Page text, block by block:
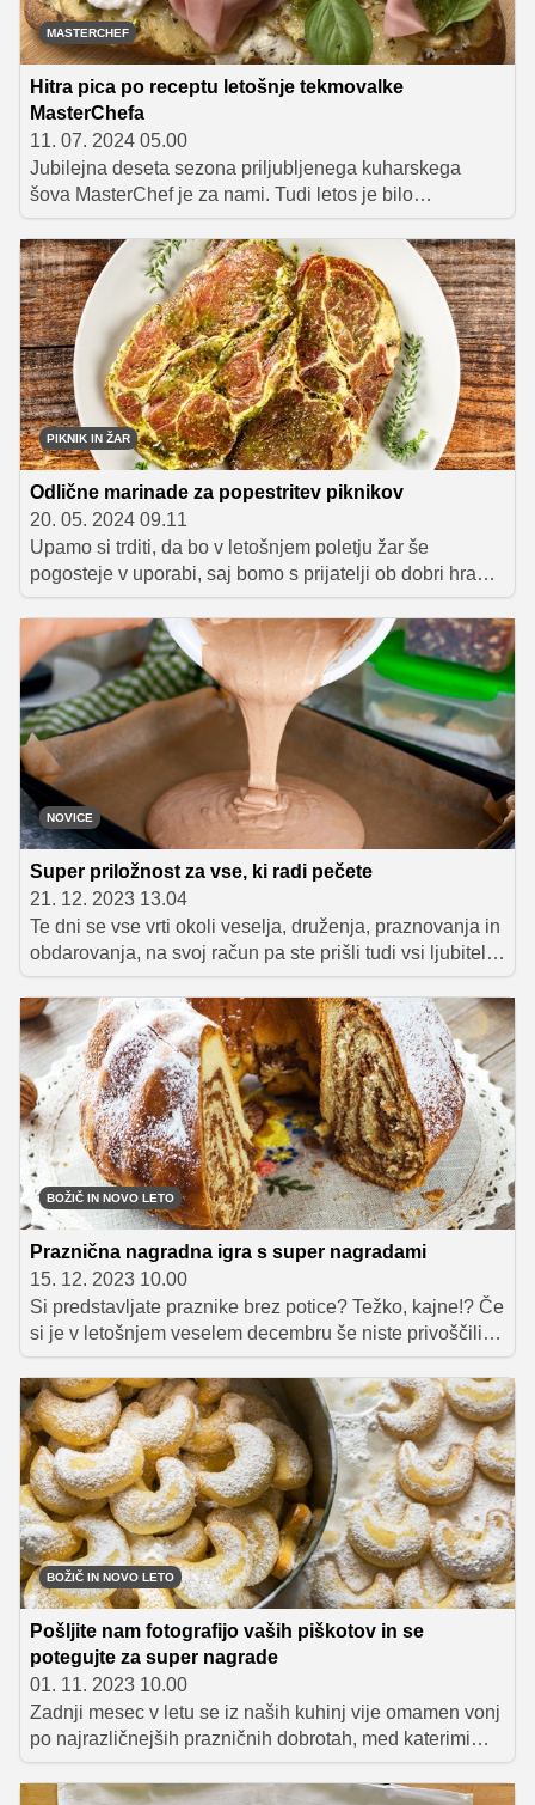
MASTERCHEF
Hitra pica po receptu letošnje tekmovalke
MasterChefa
11. 07. 2024 05.00
Jubilejna deseta sezona priljubljenega kuharskega
šova MasterChef je za nami. Tudi letos je bilo
tekmovanje polno zanimivih izzivov, sodniki in njihovi
posebni gostje pa so nam ponudili kar nekaj izjemno
uporabnih kuharskih nasvetov, ki bodo prišli prav v vsaki
kuhinji. Svoje kulinarične mojstrovine doma lahko še
dodatno oplemenitite tako, da pravilno odgovorite na
vprašanje ob koncu tega prispevka in z malo sreče
osvojite praktičen paket začimb, ki vam bo služil kot
ščepec navdiha za kuhanje v slogu pravega
MasterChefa.
PIKNIK IN ŽAR
Odlične marinade za popestritev piknikov
20. 05. 2024 09.11
Upamo si trditi, da bo v letošnjem poletju žar še
pogosteje v uporabi, saj bomo s prijatelji ob dobri hrani
spremljali številne napete športne tekme. Nič ni
lepšega, kot uživati v božanskih žar dobrotah in z
najbližjimi deliti veselje ob zmagah domačih ekip. Da pa
bodo vaši športno obarvani pikniki res nepozabni, je
pomembno, da še pred sezono nadgradite svoje
veščine peke na žaru. In kot ljubitelji žara zagotovo
veste, da se vse začne z izbiro prave marinade.
NOVICE
Super priložnost za vse, ki radi pečete
21. 12. 2023 13.04
Te dni se vse vrti okoli veselja, druženja, praznovanja in
obdarovanja, na svoj račun pa ste prišli tudi vsi ljubitelji
peke. Da bo iz vaših kuhinj še bolj omamno zadišalo po
sveže pečenih sladkih dobrotah, vas vabimo k
sodelovanju v naši nagradni smrečici, kjer lahko
osvojite super nagrado. Vsak dan odkrijte novo polje in
si tako še povečajte možnost za nagrado.
BOŽIČ IN NOVO LETO
Praznična nagradna igra s super nagradami
15. 12. 2023 10.00
Si predstavljate praznike brez potice? Težko, kajne!? Če
si je v letošnjem veselem decembru še niste privoščili,
se bo v naslednjih dneh na praznično obloženi mizi
skoraj zagotovo znašla tudi pri vas doma, pa čeprav jo
bo spekla vaša mama, babica, tašča ali pa jo boste
preprosto kupili. Seveda pa je najboljša tista, ki jo
pripravite sami, predvsem zato, ker ste v pripravo vložili
veliko časa in ljubezni. Vabimo vas, da nam pošljete
fotografijo svoje praznične potice in se potegujete za
super nagrade.
BOŽIČ IN NOVO LETO
Pošljite nam fotografijo vaših piškotov in se
potegujte za super nagrade
01. 11. 2023 10.00
Zadnji mesec v letu se iz naših kuhinj vije omamen vonj
po najrazličnejših prazničnih dobrotah, med katerimi
zagotovo ne manjkajo piškoti vseh oblik in okusov. Če
je tudi vas že zajela praznična evforija in ste že ali pa še